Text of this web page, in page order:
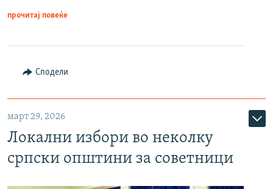
прочитај повеќе
Сподели
март 29, 2026
Локални избори во неколку
српски општини за советници